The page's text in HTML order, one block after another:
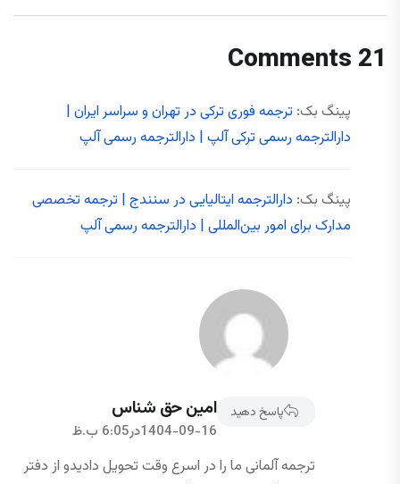
21 Comments
پینگ بک: ترجمه فوری ترکی در تهران و سراسر ایران |
دارالترجمه رسمی ترکی آلپ | دارالترجمه رسمی آلپ
پینگ بک: دارالترجمه ایتالیایی در سنندج | ترجمه تخصصی
مدارک برای امور بین‌المللی | دارالترجمه رسمی آلپ
امین حق شناس پاسخ دهید
1404-09-16در6:05 ب.ظ
ترجمه آلمانی ما را در اسرع وقت تحویل دادیدو از دفتر